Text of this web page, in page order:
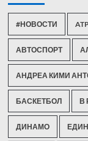
#НОВОСТИ ATP
АВТОСПОРТ
АНДРЕА КИМИ
БАСКЕТБОЛ В
ДИНАМО